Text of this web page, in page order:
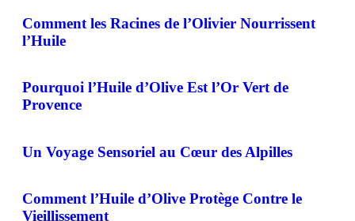
Comment les Racines de l’Olivier Nourrissent
l’Huile
Pourquoi l’Huile d’Olive Est l’Or Vert de
Provence
Un Voyage Sensoriel au Cœur des Alpilles
Comment l’Huile d’Olive Protège Contre le
Vieillissement